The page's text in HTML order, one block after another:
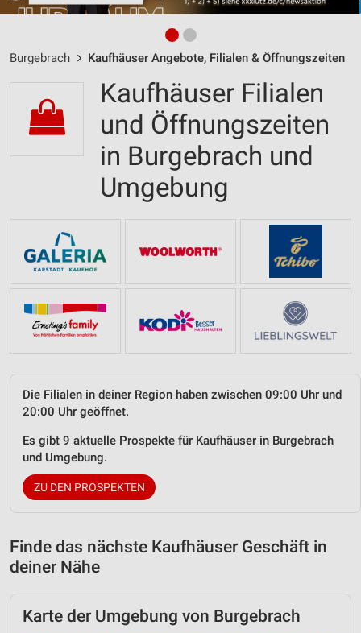
Burgebrach Kaufhäuser Angebote, Filialen & Öffnungszeiten
Kaufhäuser Filialen
und Öffnungszeiten
in Burgebrach und
Umgebung
Die Filialen in deiner Region haben zwischen 09:00 Uhr und
20:00 Uhr geöffnet.
Es gibt 9 aktuelle Prospekte für Kaufhäuser in Burgebrach
und Umgebung.
ZU DEN PROSPEKTEN
Finde das nächste Kaufhäuser Geschäft in
deiner Nähe
Karte der Umgebung von Burgebrach